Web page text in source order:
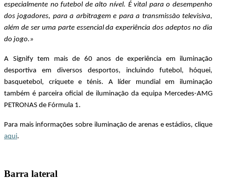
especialmente no futebol de alto nível. É vital para o desempenho
dos jogadores, para a arbitragem e para a transmissão televisiva,
além de ser uma parte essencial da experiência dos adeptos no dia
do jogo.»
A Signify tem mais de 60 anos de experiência em iluminação
desportiva em diversos desportos, incluindo futebol, hóquei,
basquetebol, críquete e ténis. A líder mundial em iluminação
também é parceira oficial de iluminação da equipa Mercedes-AMG
PETRONAS de Fórmula 1.
aqui.
Barra lateral